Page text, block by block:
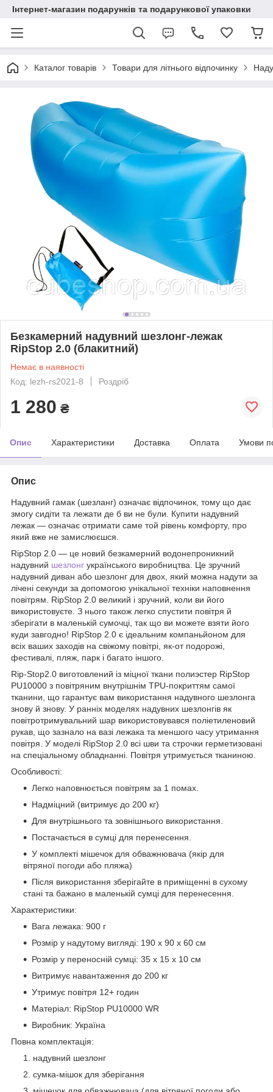
Інтернет-магазин подарунків та подарункової упаковки
Каталог товарів Товари для літнього відпочинку
Безкамерний надувний шезлонг-лежак
RipStop 2.0 (блакитний)
Немає в наявності
Код: lezh-rs2021-8
Роздріб
1 280 ₴
Опис Характеристики Доставка Оплата Умови
Опис
Надувний гамак (шезланг) означає відпочинок, тому що дає
змогу сидіти та лежати де б ви не були. Купити надувний
лежак — означає отримати саме той рівень комфорту, про
який вже не замислюєшся.
RipStop 2.0 — це новий безкамерний водонепроникний
надувний шезлонг українського виробництва. Це зручний
надувний диван або шезлонг для двох, який можна надути за
лічені секунди за допомогою унікальної техніки наповнення
повітрям. RipStop 2.0 великий і зручний, коли ви його
використовуєте. З нього також легко спустити повітря й
зберігати в маленькій сумочці, так що ви можете взяти його
куди завгодно! RipStop 2.0 є ідеальним компаньйоном для
всіх ваших заходів на свіжому повітрі, як-от подорожі,
фестивалі, пляж, парк і багато іншого.
Rip-Stop2.0 виготовлений із міцної ткани полиэстер RipStop
PU10000 з повітряним внутрішнім TPU-покриттям самої
тканини, що гарантує вам використання надувного шезлонга
знову й знову. У ранніх моделях надувних шезлонгів як
повітротримувальний шар використовувався поліетиленовий
рукав, що зазнало на вазі лежака та меншого часу утримання
повітря. У моделі RipStop 2.0 всі шви та строчки герметизовані
на спеціальному обладнанні. Повітря утримується тканиною.
Особливості:
Легко наповнюється повітрям за 1 помах.
Надміцний (витримує до 200 кг)
Для внутрішнього та зовнішнього використання.
Постачається в сумці для перенесення.
У комплекті мішечок для обважнювача (якір для
вітряної погоди або пляжа)
Після використання зберігайте в приміщенні в сухому
стані та бажано в маленькій сумці для перенесення.
Характеристики:
Вага лежака: 900 г
Розмір у надутому вигляді: 190 х 90 х 60 см
Розмір у переносній сумці: 35 х 15 х 10 см
Витримує навантаження до 200 кг
Утримує повітря 12+ годин
Матеріал: RipStop PU10000 WR
Виробник: Україна
Повна комплектація:
надувний шезлонг
сумка-мішок для зберігання